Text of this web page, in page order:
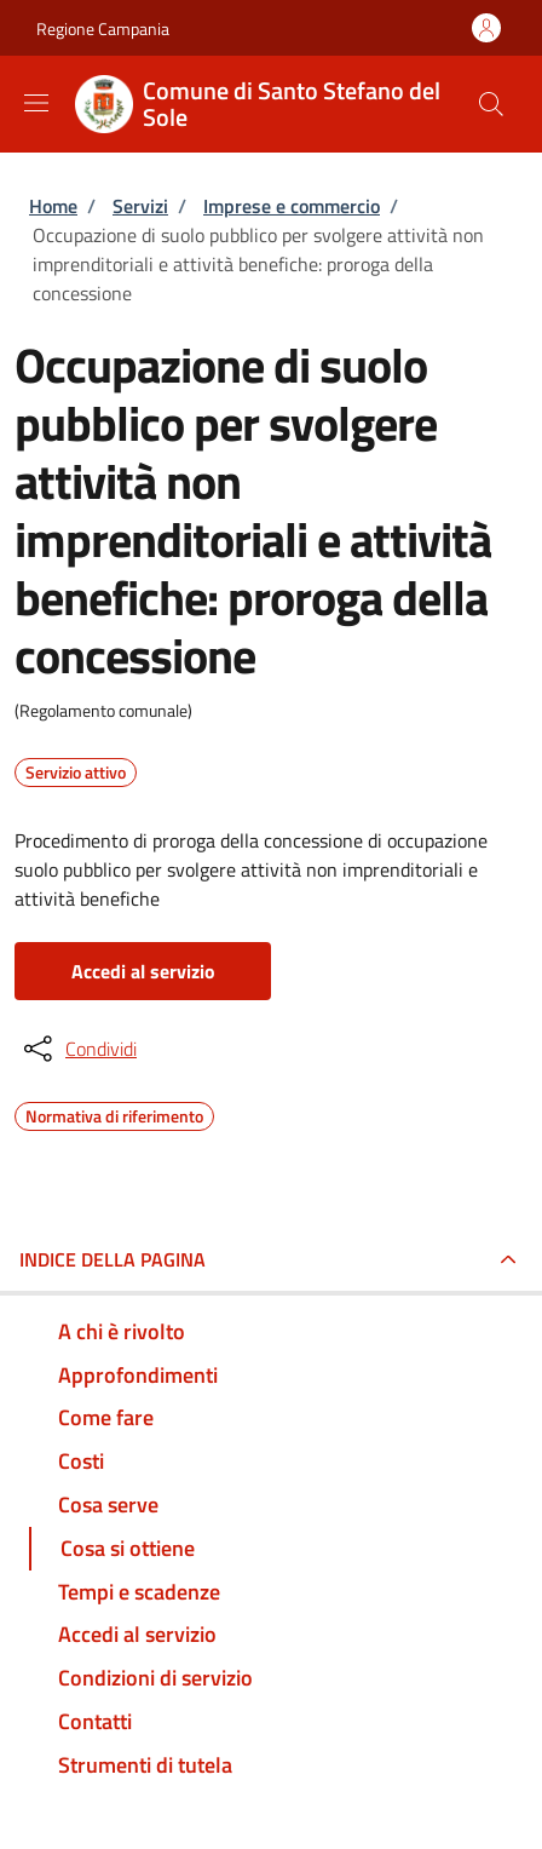
Regione Campania
Comune di Santo Stefano del
Sole
Briciole di pane
Home / Servizi / Imprese e commercio /
Occupazione di suolo pubblico per svolgere attività non
imprenditoriali e attività benefiche: proroga della
concessione
Occupazione di suolo
pubblico per svolgere
attività non
imprenditoriali e attività
benefiche: proroga della
concessione
(Regolamento comunale)
Servizio attivo
Procedimento di proroga della concessione di occupazione
suolo pubblico per svolgere attività non imprenditoriali e
attività benefiche
Accedi al servizio
Condividi
Normativa di riferimento
INDICE DELLA PAGINA
A chi è rivolto
Approfondimenti
Come fare
Costi
Cosa serve
Cosa si ottiene
Tempi e scadenze
Accedi al servizio
Condizioni di servizio
Contatti
Strumenti di tutela